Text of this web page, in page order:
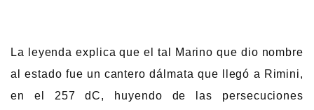
La leyenda explica que el tal Marino que dio nombre
al estado fue un cantero dálmata que llegó a Rimini,
en el 257 dC, huyendo de las persecuciones